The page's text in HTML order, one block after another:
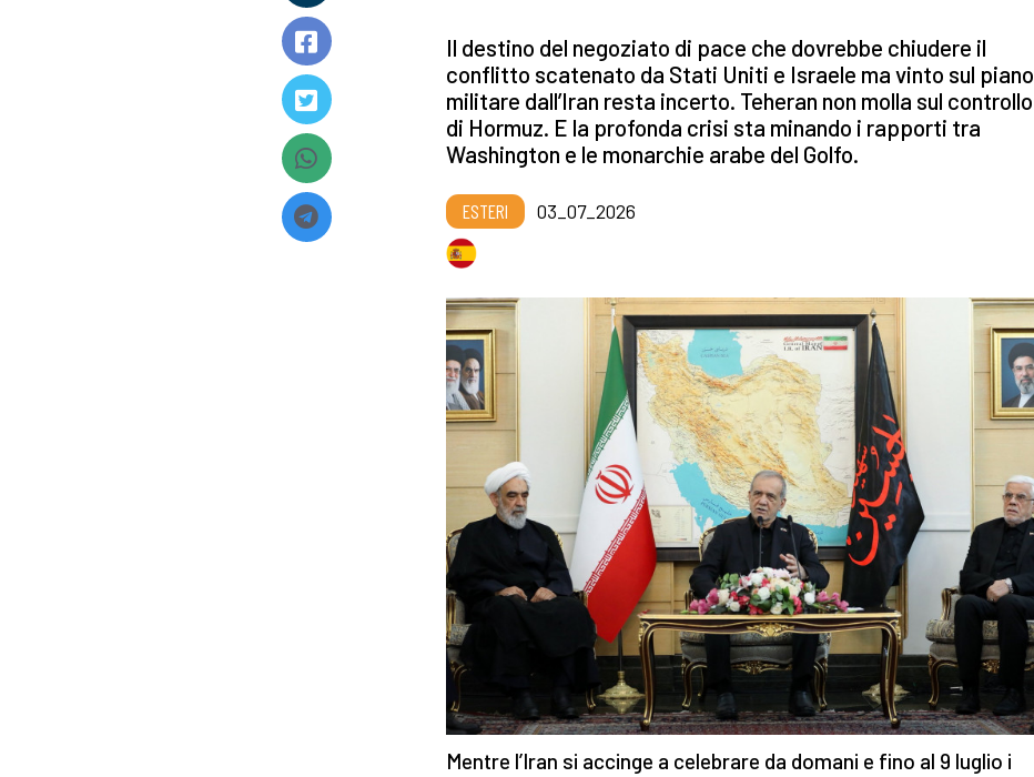
Il destino del negoziato di pace che dovrebbe chiudere il
conflitto scatenato da Stati Uniti e Israele ma vinto sul piano
militare dall’Iran resta incerto. Teheran non molla sul controllo
di Hormuz. E la profonda crisi sta minando i rapporti tra
Washington e le monarchie arabe del Golfo.
ESTERI 03_07_2026
Mentre l’Iran si accinge a celebrare da domani e fino al 9 luglio i